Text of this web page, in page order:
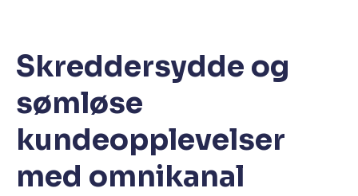
Skreddersydde og
sømløse
kundeopplevelser
med omnikanal